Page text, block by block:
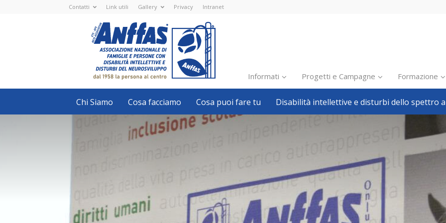
Contatti Link utili Gallery Privacy Intranet
Nazionale
ETS
-
APS
Associazione
Nazionale
di
Famiglie
e
con
disabilità
intellettive
neurosviluppo
Informati
Inclusione scolastica
Inclusione lavorativa
Politiche sociali
Pillole
Formazione
Avvisi, bandi
Welfare locale
Progetti e Campagne Formazione
Chi Siamo Cosa facciamo Cosa puoi fare tu Disabilità intellettive e disturbi dello spettro